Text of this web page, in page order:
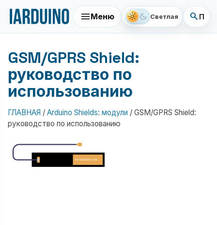
menuМеню light_mode dark_mode Светлая search
GSM/GPRS Shield:
руководство по
использованию
ГЛАВНАЯ / Arduino Shields: модули / GSM/GPRS Shield:
руководство по использованию